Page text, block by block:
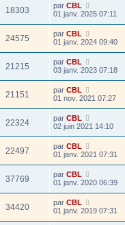
18303 par CBL
01 janv. 2025 07:11
24575 par CBL
01 janv. 2024 09:40
21215 par CBL
03 janv. 2023 07:18
21151 par CBL
01 nov. 2021 07:27
22324 par CBL
02 juin 2021 14:10
22497 par CBL
01 janv. 2021 07:31
37769 par CBL
01 janv. 2020 06:39
34420 par CBL
01 janv. 2019 07:31